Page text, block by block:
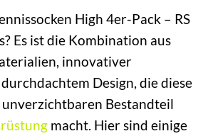
High 4er-Pack – RS
Es ist die Kombination aus
innovativer
Design, die diese
unverzichtbaren Bestandteil
macht. Hier sind einige